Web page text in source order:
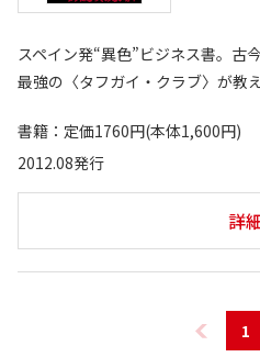
スペイン発“異色”ビジネス書。古
最強の〈タフガイ・クラブ〉が教
書籍：定価1760円(本体1,600円)
2012.08発行
詳
1